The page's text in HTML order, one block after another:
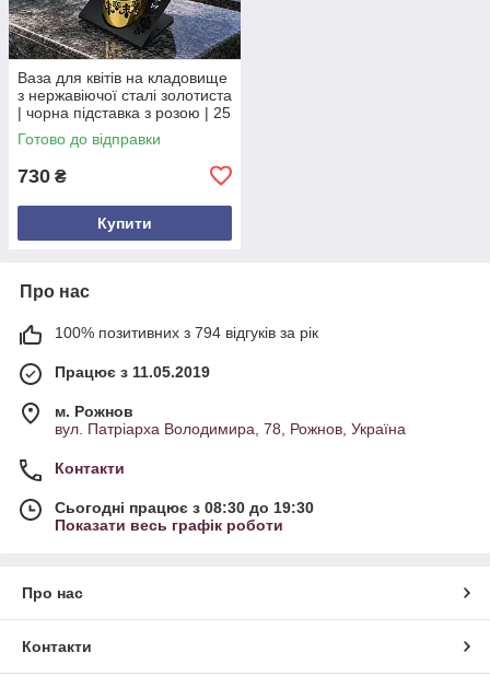
Ваза для квітів на кладовище
з нержавіючої сталі золотиста
| чорна підставка з розою | 25
см Опис товару
Готово до відправки
730 ₴
Купити
Про нас
100% позитивних з 794 відгуків за рік
Працює з 11.05.2019
м. Рожнов
вул. Патріарха Володимира, 78, Рожнов, Україна
Контакти
Сьогодні працює з 08:30 до 19:30
Показати весь графік роботи
Про нас
Контакти